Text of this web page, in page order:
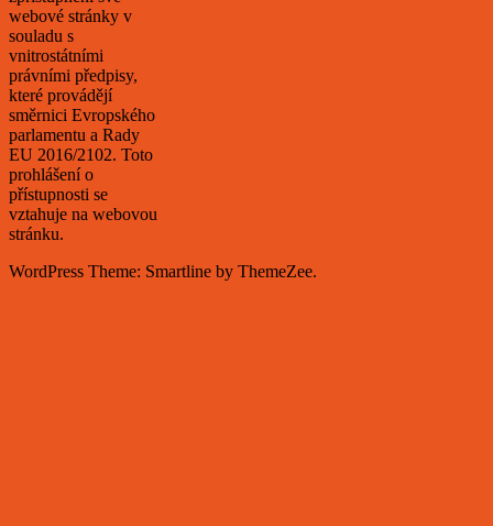
webové stránky v
souladu s
vnitrostátními
právními předpisy,
které provádějí
směrnici Evropského
parlamentu a Rady
EU 2016/2102. Toto
prohlášení o
přístupnosti se
vztahuje na webovou
stránku.
WordPress Theme: Smartline by ThemeZee.